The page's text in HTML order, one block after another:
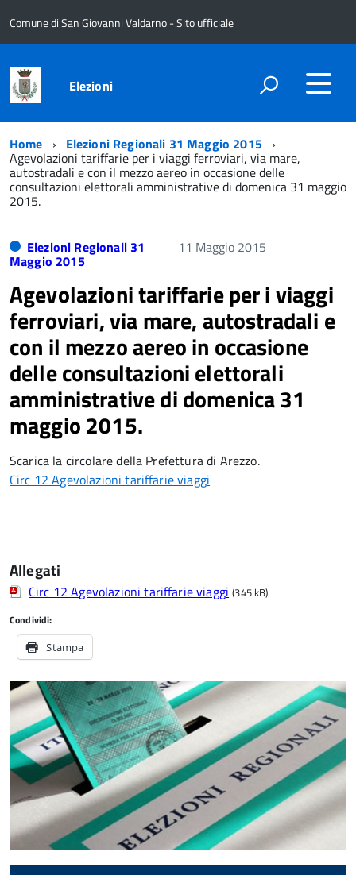
Comune di San Giovanni Valdarno - Sito ufficiale
Elezioni
Home Elezioni Regionali 31 Maggio 2015
Agevolazioni tariffarie per i viaggi ferroviari, via mare,
autostradali e con il mezzo aereo in occasione delle
consultazioni elettorali amministrative di domenica 31 maggio
2015.
Elezioni Regionali 31
Maggio 2015
11 Maggio 2015
Agevolazioni tariffarie per i viaggi
ferroviari, via mare, autostradali e
con il mezzo aereo in occasione
delle consultazioni elettorali
amministrative di domenica 31
maggio 2015.
Scarica la circolare della Prefettura di Arezzo.
Circ 12 Agevolazioni tariffarie viaggi
Allegati
Circ 12 Agevolazioni tariffarie viaggi (345 kB)
Condividi:
Stampa